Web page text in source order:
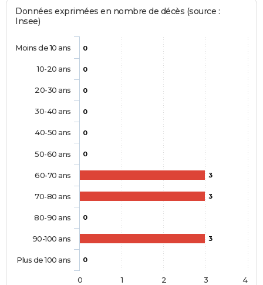
Données exprimées en nombre de décès (source :
Insee)
0
0
0
0
0
0
3
3
0
3
0
Moins de 10 ans
10-20 ans
20-30 ans
30-40 ans
40-50 ans
50-60 ans
60-70 ans
70-80 ans
80-90 ans
90-100 ans
Plus de 100 ans
0 1 2 3 4